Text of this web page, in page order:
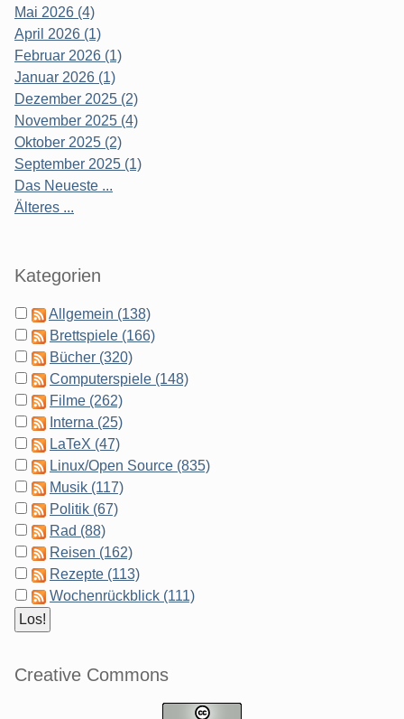
Mai 2026 (4)
April 2026 (1)
Februar 2026 (1)
Januar 2026 (1)
Dezember 2025 (2)
November 2025 (4)
Oktober 2025 (2)
September 2025 (1)
Das Neueste ...
Älteres ...
Kategorien
Allgemein (138)
Brettspiele (166)
Bücher (320)
Computerspiele (148)
Filme (262)
Interna (25)
LaTeX (47)
Linux/Open Source (835)
Musik (117)
Politik (67)
Rad (88)
Reisen (162)
Rezepte (113)
Wochenrückblick (111)
Creative Commons